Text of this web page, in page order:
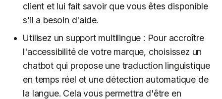
client et lui fait savoir que vous êtes disponible
s'il a besoin d'aide.
Utilisez un support multilingue : Pour accroître
l'accessibilité de votre marque, choisissez un
chatbot qui propose une traduction linguistique
en temps réel et une détection automatique de
la langue. Cela vous permettra d'être en